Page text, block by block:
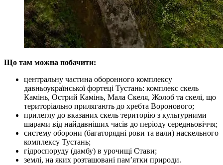
Що там можна побачити:
центральну частина оборонного комплексу
давньоукраїнської фортеці Тустань: комплекс скель
Камінь, Острий Камінь, Мала Скеля, Жолоб та скелі, що
територіально прилягають до хребта Воронового;
прилеглу до вказаних скель територію з культурними
шарами від найдавніших часів до періоду середньовіччя;
систему оборони (багаторядні рови та вали) наскельного
комплексу Тустань;
гідроспоруду (дамбу) в урочищі Стави;
землі, на яких розташовані пам’ятки природи.